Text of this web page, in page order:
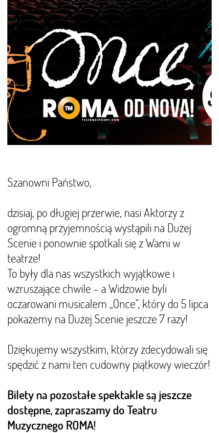
Szanowni Państwo,
dzisiaj, po długiej przerwie, nasi Aktorzy z
ogromną przyjemnością wystąpili na Dużej
Scenie i ponownie spotkali się z Wami w
teatrze!
To były dla nas wszystkich wyjątkowe i
wzruszające chwile – a Widzowie byli
oczarowani musicalem „Once”, który do 5 lipca
pokażemy na Dużej Scenie jeszcze 7 razy!
Dziękujemy wszystkim, którzy zdecydowali się
spędzić z nami ten cudowny piątkowy wieczór!
Bilety na pozostałe spektakle są jeszcze
dostępne, zapraszamy do Teatru
Muzycznego ROMA!